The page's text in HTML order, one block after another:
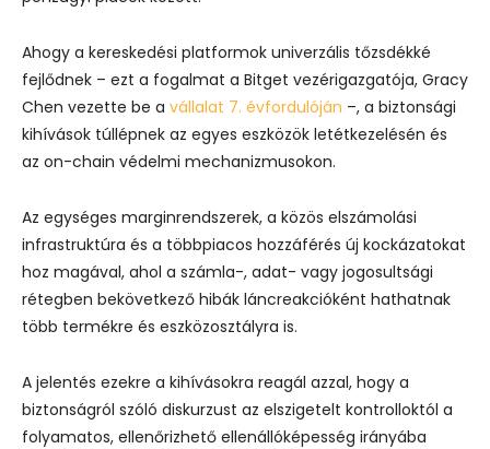
Ahogy a kereskedési platformok univerzális tőzsdékké
fejlődnek – ezt a fogalmat a Bitget vezérigazgatója, Gracy
Chen vezette be a vállalat 7. évfordulóján –, a biztonsági
kihívások túllépnek az egyes eszközök letétkezelésén és
az on-chain védelmi mechanizmusokon.
Az egységes marginrendszerek, a közös elszámolási
infrastruktúra és a többpiacos hozzáférés új kockázatokat
hoz magával, ahol a számla-, adat- vagy jogosultsági
rétegben bekövetkező hibák láncreakcióként hathatnak
több termékre és eszközosztályra is.
A jelentés ezekre a kihívásokra reagál azzal, hogy a
biztonságról szóló diskurzust az elszigetelt kontrolloktól a
folyamatos, ellenőrizhető ellenállóképesség irányába